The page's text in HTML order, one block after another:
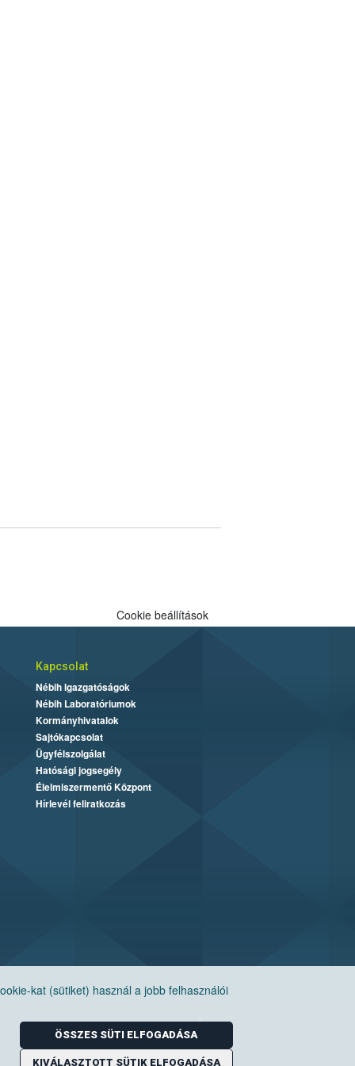
kat (sütiket) használ a jobb felhasználói
ÖSSZES SÜTI ELFOGADÁSA
KIVÁLASZTOTT SÜTIK ELFOGADÁSA
Cookie beállítások
Kapcsolat
Nébih Igazgatóságok
Nébih Laboratóriumok
Kormányhivatalok
Sajtókapcsolat
Ügyfélszolgálat
Hatósági jogsegély
Élelmiszermentő Központ
Hírlevél feliratkozás